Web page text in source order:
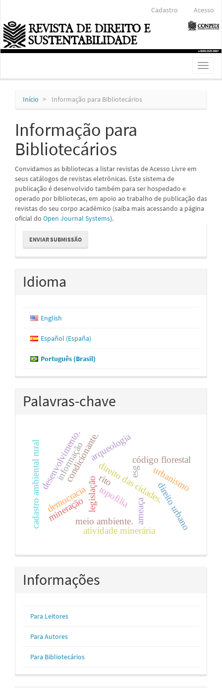
Conteúdo
principal
Barra
Lateral
Cadastro Acesso
Toggle
Início Informação para Bibliotecários
Informação para
Bibliotecários
Convidamos as bibliotecas a listar revistas de Acesso Livre em
seus catálogos de revistas eletrônicas. Este sistema de
publicação é desenvolvido também para ser hospedado e
operado por bibliotecas, em apoio ao trabalho de publicação das
revistas do seu corpo acadêmico (saiba mais acessando a página
oficial do Open Journal Systems).
Enviar
Submissão
ENVIAR SUBMISSÃO
Idioma
English
Español (España)
Português (Brasil)
Palavras-chave
esg
direito das cidades.
ameaça
legislação
condicionante.rito
arqueologia
direito urbano
código florestal
democracia
meio ambiente.
urbanismo
informação
desenvolvimento.
cadastro ambiental rural
atividade minerária
topofilia
mineração
Informações
Para Leitores
Para Autores
Para Bibliotecários